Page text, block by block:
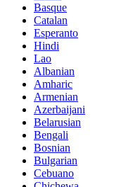
Basque
Catalan
Esperanto
Hindi
Lao
Albanian
Amharic
Armenian
Azerbaijani
Belarusian
Bengali
Bosnian
Bulgarian
Cebuano